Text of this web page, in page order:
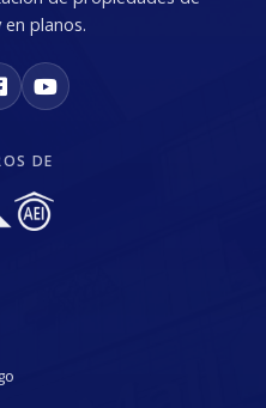
planos.
DE